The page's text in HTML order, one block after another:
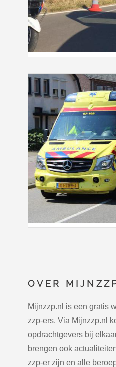
OVER
Mijnzzp.nl is een gratis
zzp-ers. Via Mijnzzp.nl
opdrachtgevers bij
brengen ook
zzp-er zijn en alle